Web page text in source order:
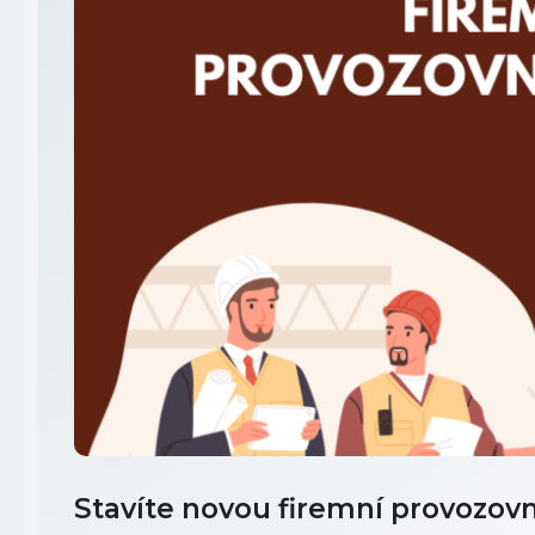
Stavíte novou firemní